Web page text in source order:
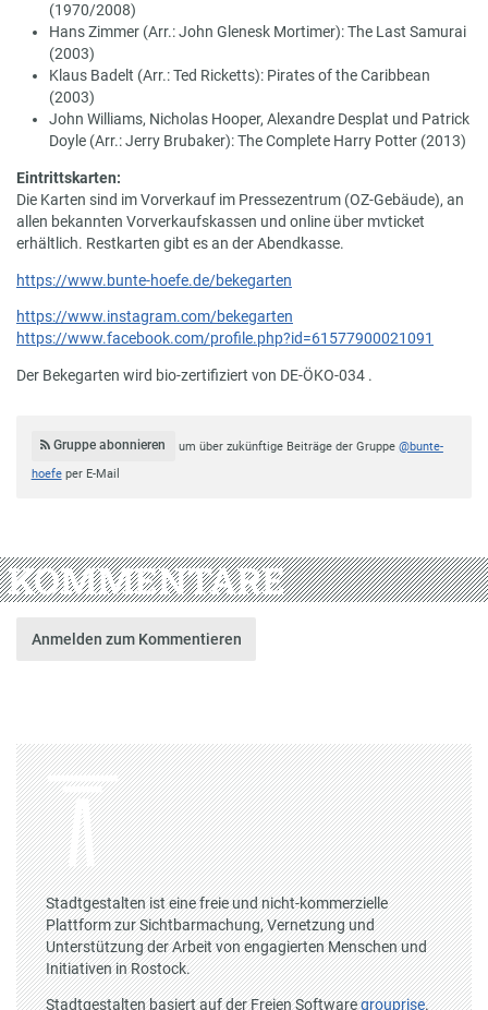
(1970/2008)
Hans Zimmer (Arr.: John Glenesk Mortimer): The Last Samurai
(2003)
Klaus Badelt (Arr.: Ted Ricketts): Pirates of the Caribbean
(2003)
John Williams, Nicholas Hooper, Alexandre Desplat und Patrick
Doyle (Arr.: Jerry Brubaker): The Complete Harry Potter (2013)
Eintrittskarten:
Die Karten sind im Vorverkauf im Pressezentrum (OZ-Gebäude), an
allen bekannten Vorverkaufskassen und online über mvticket
erhältlich. Restkarten gibt es an der Abendkasse.
https://www.bunte-hoefe.de/bekegarten
https://www.instagram.com/bekegarten
https://www.facebook.com/profile.php?id=61577900021091
Der Bekegarten wird bio-zertifiziert von DE-ÖKO-034 .
Gruppe abonnieren um über zukünftige Beiträge der Gruppe @bunte-
hoefeper E-Mail
KOMMENTARE
Anmelden zum Kommentieren
Stadtgestalten ist eine freie und nicht-kommerzielle
Plattform zur Sichtbarmachung, Vernetzung und
Unterstützung der Arbeit von engagierten Menschen und
Initiativen in Rostock.
Stadtgestalten basiert auf der Freien Softwaregrouprise.